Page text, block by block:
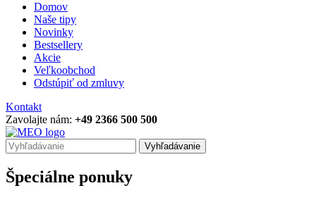
Domov
Naše tipy
Novinky
Bestsellery
Akcie
Veľkoobchod
Odstúpiť od zmluvy
Kontakt
Zavolajte nám: +49 2366 500 500
Vyhľadávanie
Špeciálne ponuky